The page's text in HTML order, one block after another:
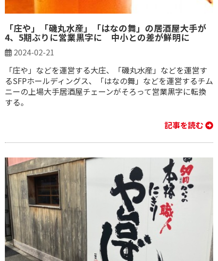
「庄や」「磯丸水産」「はなの舞」の居酒屋大手が
4、5期ぶりに営業黒字に 中小との差が鮮明に
2024-02-21
「庄や」などを運営する大庄、「磯丸水産」などを運営す
るSFPホールディングス、「はなの舞」などを運営するチム
ニーの上場大手居酒屋チェーンがそろって営業黒字に転換
する。
記事を読む